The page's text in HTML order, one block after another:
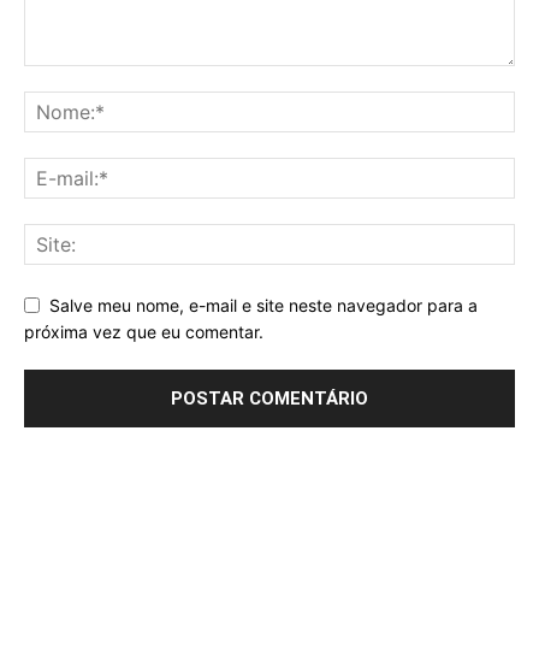
Salve meu nome, e-mail e site neste navegador para a
próxima vez que eu comentar.